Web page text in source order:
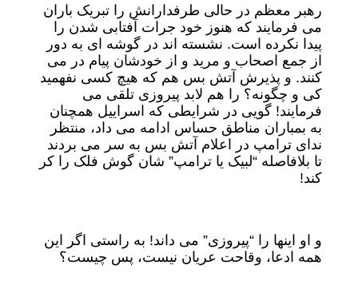
رهبر معظم در حالی طرفدارانش را تبریک باران
می فرمایند که هنوز خود جرات آفتابی شدن را
پیدا نکرده است. نشسته اند در گوشه ای به دور
از جمع اصحاب و مرید و از خودشان پیام در می
کنند. و پذیرش آتش بس هم که هیچ کسی نفهمید
کی و چگونه؟ را هم لابد پیروزی تلقی می
فرمایند! گویی در شرایطی که اسراییل همچنان
به بمباران مناطق حساس ادامه می داد، منتظر
ندای ترامپ در اعلام آتش بس به سر می بردند
تا بلافاصله “لبیک یا ترامپ” شان گوش فلک را کر
کند!
و او اینها را “پیروزی” می داند! به راستی اگر این
همه ادعا، وقاحت عریان نیست، پس چیست؟